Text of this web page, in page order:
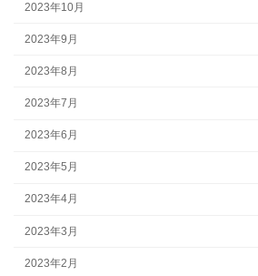
2023年10月
2023年9月
2023年8月
2023年7月
2023年6月
2023年5月
2023年4月
2023年3月
2023年2月